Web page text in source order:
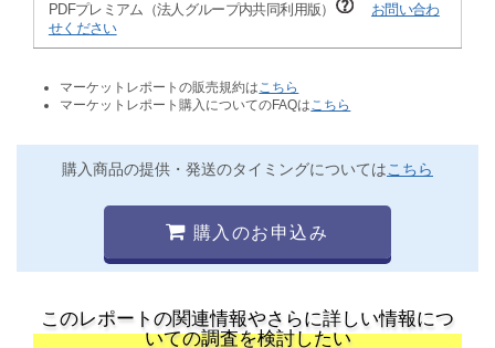
PDFプレミアム（法人グループ内共同利用版）
お問い合わ
せください
マーケットレポートの販売規約は こちら
マーケットレポート購入についてのFAQは こちら
購入商品の提供・発送のタイミングについてはこちら
購入のお申込み
このレポートの関連情報やさらに詳しい情報につ
いての調査を検討したい